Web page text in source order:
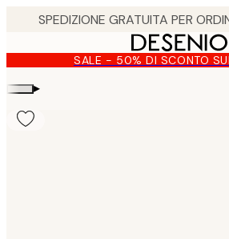
content.
SALE - 50% DI SCONTO
▸